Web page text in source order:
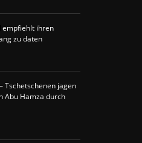
empfiehlt ihren
zu daten
Tschetschenen jagen
Abu Hamza durch